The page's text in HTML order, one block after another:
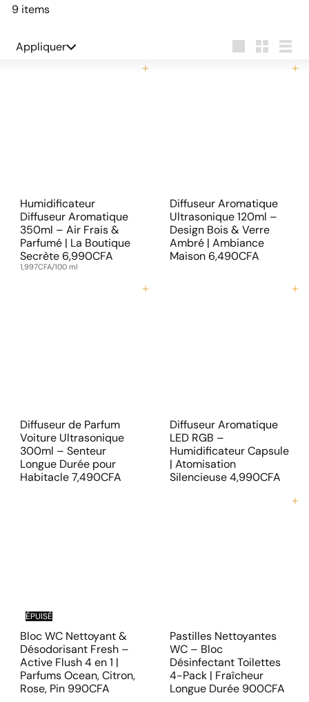
9 items
Appliquer
Appliquer
Ajouter au panier
Humidificateur
Diffuseur Aromatique
350ml – Air Frais &
Parfumé | La Boutique
Secrète6,990CFA
1,997CFA/100 ml
Ajouter au panier
Diffuseur Aromatique
Ultrasonique 120ml –
Design Bois & Verre
Ambré | Ambiance
Maison6,490CFA
Ajouter au panier
Diffuseur de Parfum
Voiture Ultrasonique
300ml – Senteur
Longue Durée pour
Habitacle7,490CFA
Ajouter au panier
Diffuseur Aromatique
LED RGB –
Humidificateur Capsule
| Atomisation
Silencieuse4,990CFA
ÉPUISÉ
Bloc WC Nettoyant &
Désodorisant Fresh –
Active Flush 4 en 1 |
Parfums Ocean, Citron,
Rose, Pin 990CFA
Ajouter au panier
Pastilles Nettoyantes
WC – Bloc
Désinfectant Toilettes
4-Pack | Fraîcheur
Longue Durée 900CFA